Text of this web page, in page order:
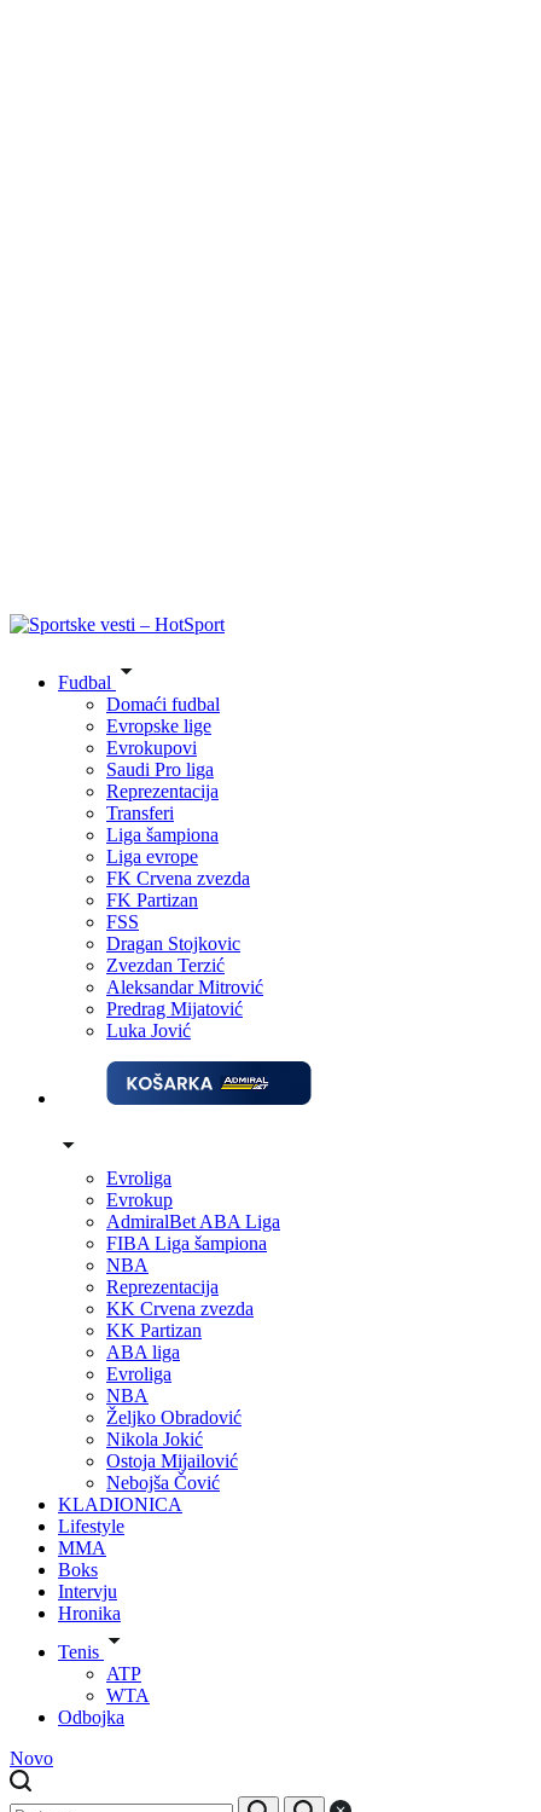
Fudbal
Domaći fudbal
Evropske lige
Evrokupovi
Saudi Pro liga
Reprezentacija
Transferi
Liga šampiona
Liga evrope
FK Crvena zvezda
FK Partizan
FSS
Dragan Stojkovic
Zvezdan Terzić
Aleksandar Mitrović
Predrag Mijatović
Luka Jović
Evroliga
Evrokup
AdmiralBet ABA Liga
FIBA Liga šampiona
NBA
Reprezentacija
KK Crvena zvezda
KK Partizan
ABA liga
Evroliga
NBA
Željko Obradović
Nikola Jokić
Ostoja Mijailović
Nebojša Čović
KLADIONICA
Lifestyle
MMA
Boks
Intervju
Hronika
Tenis
ATP
WTA
Odbojka
Novo